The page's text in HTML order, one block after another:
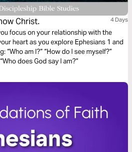
Christ. 4 Days
focus on your relationship with the
heart as you explore Ephesians 1 and
am I?” “How do I see myself?”
does God say I am?”